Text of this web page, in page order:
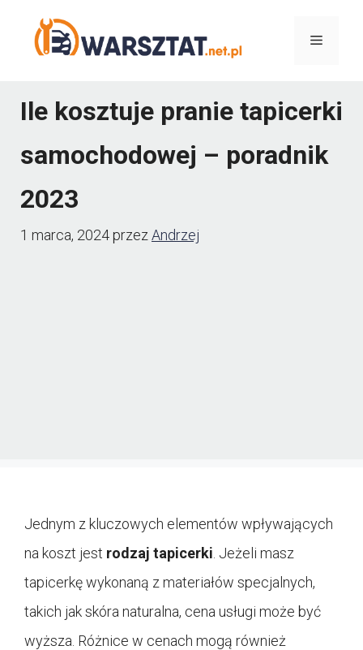
Menu
Ile kosztuje pranie tapicerki
samochodowej – poradnik
2023
1 marca, 2024przez Andrzej
Jednym z kluczowych elementów wpływających
na koszt jest rodzaj tapicerki . Jeżeli masz
tapicerkę wykonaną z materiałów specjalnych,
takich jak skóra naturalna, cena usługi może być
wyższa. Różnice w cenach mogą również